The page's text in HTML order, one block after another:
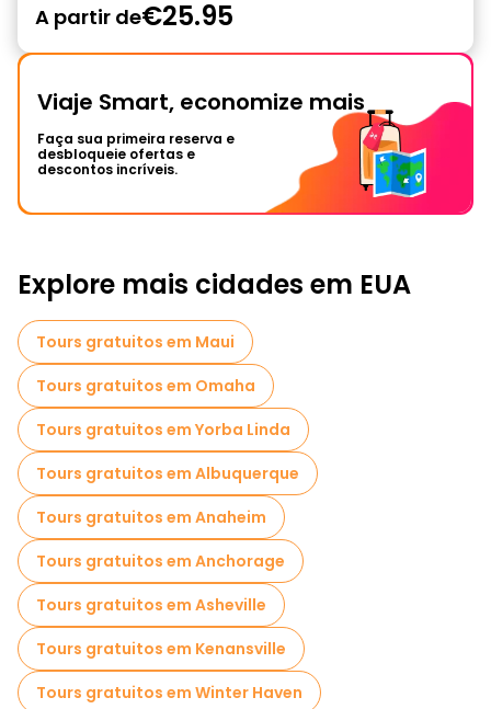
A partir de€25.95
Viaje Smart, economize mais
Faça sua primeira reserva e
desbloqueie ofertas e
descontos incríveis.
Explore mais cidades em EUA
Tours gratuitos em Maui
Tours gratuitos em Omaha
Tours gratuitos em Yorba Linda
Tours gratuitos em Albuquerque
Tours gratuitos em Anaheim
Tours gratuitos em Anchorage
Tours gratuitos em Asheville
Tours gratuitos em Kenansville
Tours gratuitos em Winter Haven